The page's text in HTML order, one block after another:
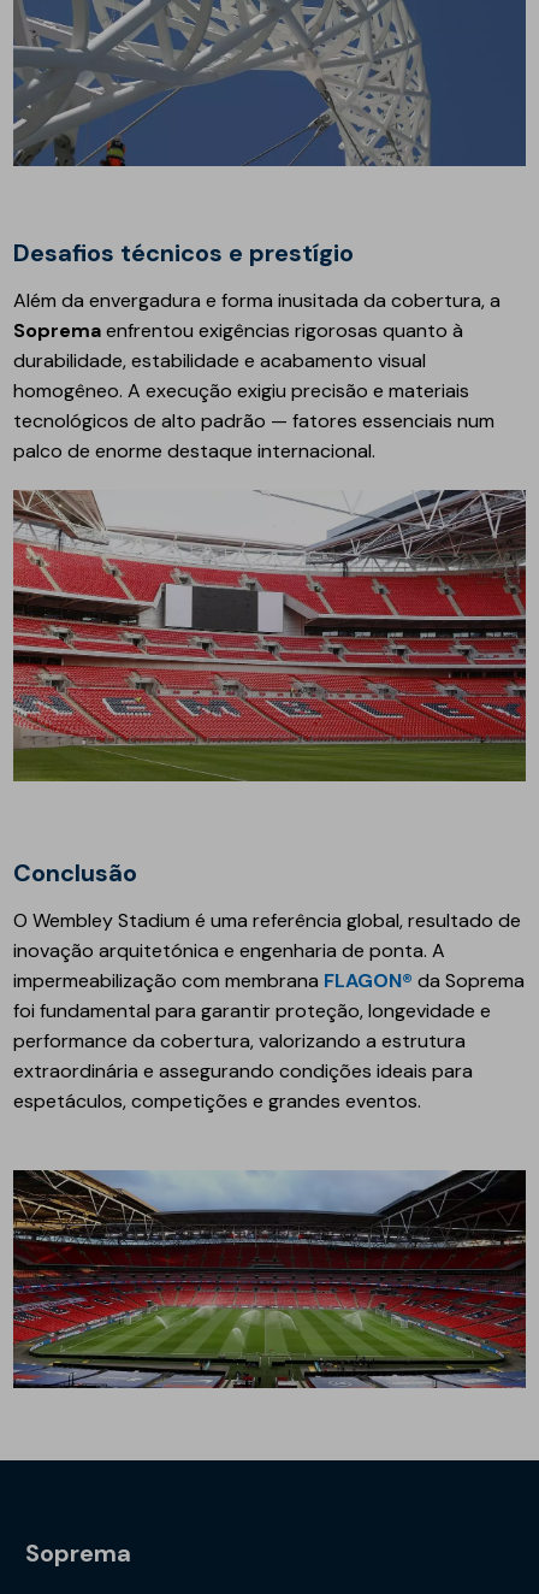
Desafios técnicos e prestígio
Além da envergadura e forma inusitada da cobertura, a
Sopremaenfrentou exigências rigorosas quanto à
durabilidade, estabilidade e acabamento visual
homogêneo. A execução exigiu precisão e materiais
tecnológicos de alto padrão — fatores essenciais num
palco de enorme destaque internacional.
Conclusão
O Wembley Stadium é uma referência global, resultado de
inovação arquitetónica e engenharia de ponta. A
impermeabilização com membrana FLAGON® da Soprema
foi fundamental para garantir proteção, longevidade e
performance da cobertura, valorizando a estrutura
extraordinária e assegurando condições ideais para
espetáculos, competições e grandes eventos.
Soprema